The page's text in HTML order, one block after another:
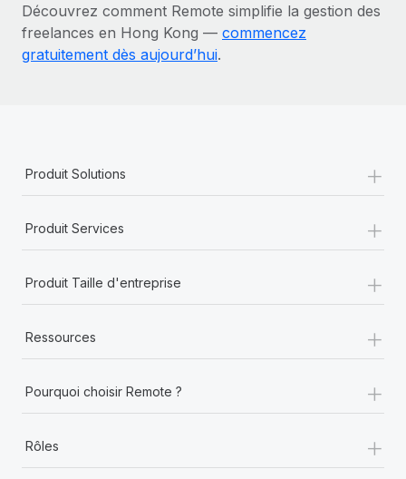
Découvrez comment Remote simplifie la gestion des
freelances en Hong Kong — commencez
gratuitement dès aujourd’hui.
Produit Solutions +
Produit Services +
Produit Taille d'entreprise +
Ressources +
Pourquoi choisir Remote ? +
Rôles +